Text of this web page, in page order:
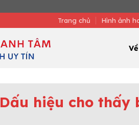
Trang chủ Hình ảnh
Dấu hiệu cho thấy